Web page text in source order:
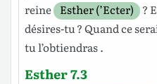
reine Esther (’Ecter) ?
désires-tu ? Quand ce
tul’obtiendras.
Esther 7.3